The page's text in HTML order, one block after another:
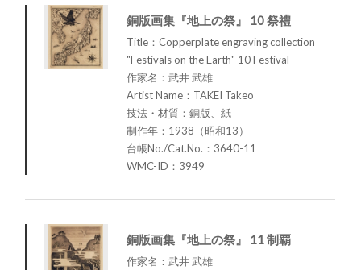
銅版画集『地上の祭』 10 祭禮
Title：Copperplate engraving collection
"Festivals on the Earth" 10 Festival
作家名：武井 武雄
Artist Name：TAKEI Takeo
技法・材質：銅版、紙
制作年：1938（昭和13）
台帳No./Cat.No.：3640-11
WMC-ID：3949
銅版画集『地上の祭』 11 制覇
作家名：武井 武雄